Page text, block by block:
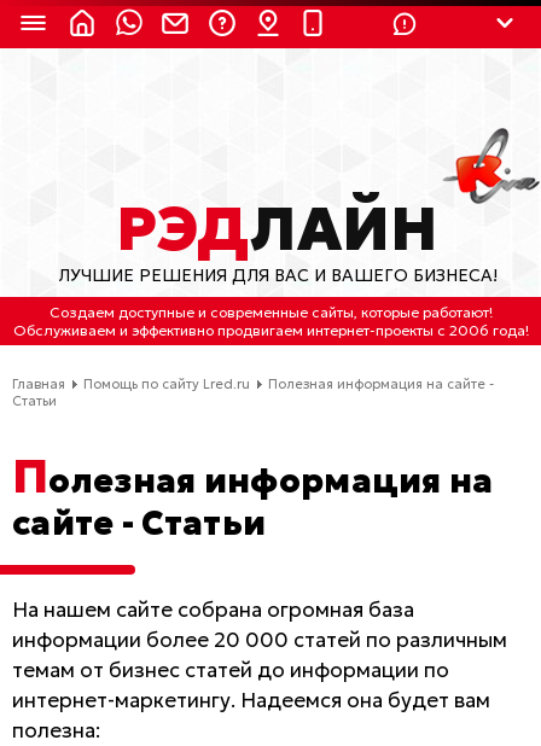
(с 2:30 до 11:30 по
Бесплатно по России
(4212) 658-653
(4212) 637-673
Отдельный вход \ Левый торец здания
info@lred.ru
Все контакты
РЭДЛАЙН
ЛУЧШИЕ РЕШЕНИЯ ДЛЯ ВАС И ВАШЕГО БИЗНЕСА!
Создаем доступные и современные сайты, которые работают!
Обслуживаем и эффективно продвигаем интернет-проекты с 2006 года!
Главная Помощь по сайту Lred.ru
Полезная информация на сайте -
Статьи
Полезная информация на
сайте - Статьи
На нашем сайте собрана огромная база
информации более 20 000 статей по различным
темам от бизнес статей до информации по
интернет-маркетингу. Надеемся она будет вам
полезна: